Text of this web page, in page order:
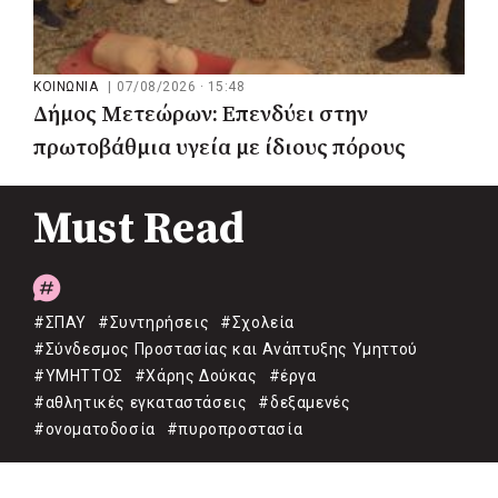
ΚΟΙΝΩΝΙΑ 07/08/2026 · 15:48
Δήμος Μετεώρων: Επενδύει στην
πρωτοβάθμια υγεία με ίδιους πόρους
Must Read
#ΣΠΑΥ #Συντηρήσεις
#Σχολεία
#Σύνδεσμος Προστασίας και Ανάπτυξης Υμηττού
#ΥΜΗΤΤΟΣ
#Χάρης Δούκας
#έργα
#αθλητικές εγκαταστάσεις
#δεξαμενές
#ονοματοδοσία
#πυροπροστασία